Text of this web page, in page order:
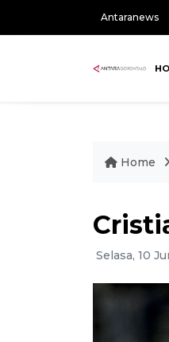
Antaranews
Home
Selasa, 10